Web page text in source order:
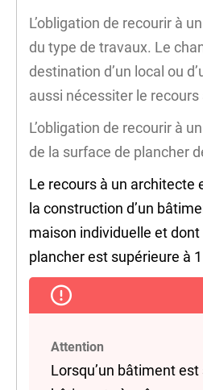
L’obligation de recourir à
du type de travaux. Le
destination d’un local ou
aussi nécessiter le
L’obligation de recourir à
de la surface de plancher
Le recours à un architecte
la construction d’un
maison individuelle et
plancher est supérieure à
Attention
Lorsqu’un bâtiment est